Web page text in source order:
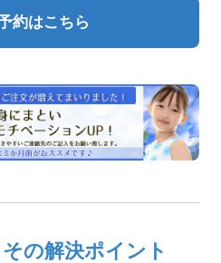
約はこちら
の解決ポイント